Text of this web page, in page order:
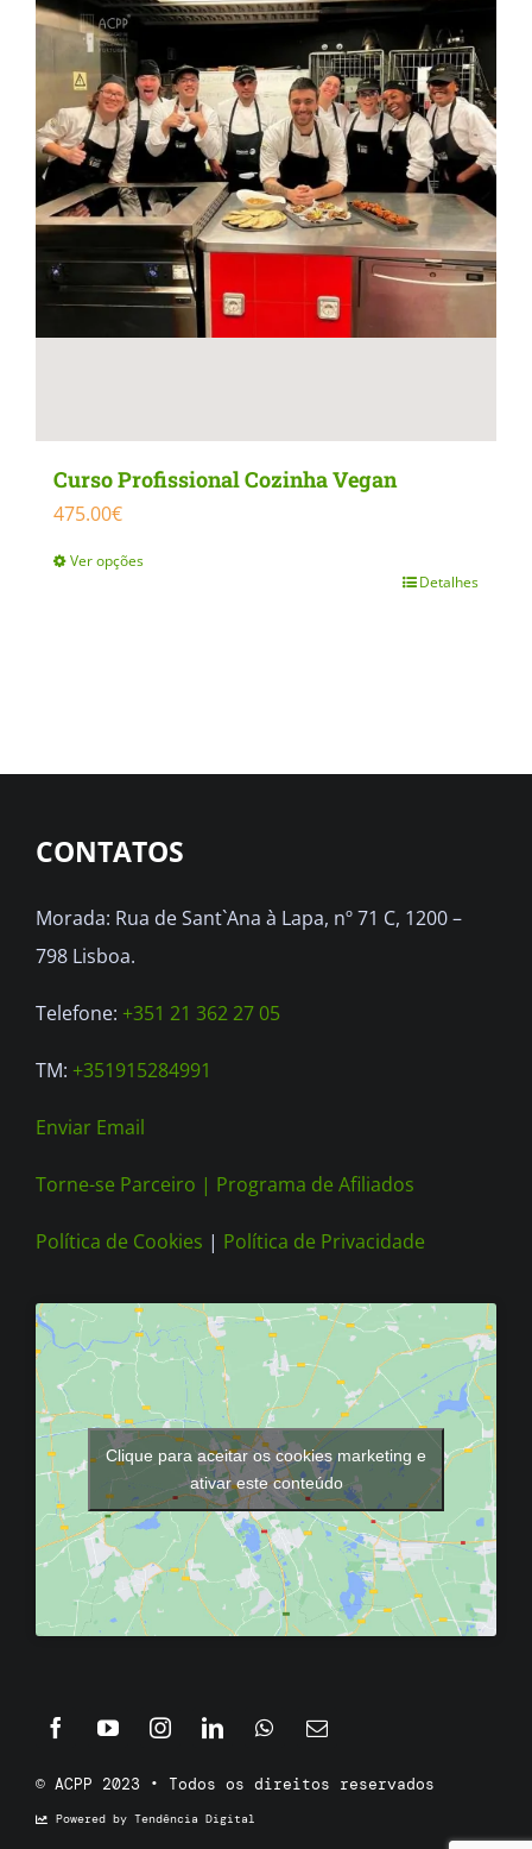
Curso Profissional Cozinha Vegan
475.00€
Ver opções
The
may
chosen
on
the
page
Detalhes
CONTATOS
Morada: Rua de Sant`Ana à Lapa, nº 71 C, 1200 –
798 Lisboa.
Telefone: +351 21 362 27 05
TM: +351915284991
Enviar Email
Torne-se Parceiro | Programa de Afiliados
Política de Cookies | Política de Privacidade
Clique para aceitar os cookies marketing e
ativar este conteúdo
© ACPP 2023 • Todos os direitos reservados
Powered by Tendência Digital